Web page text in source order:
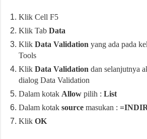
Klik Cell F5
Klik TabData
KlikData Validation yang ada pada
Tools
KlikData Validation dan selanjutnya
dialog Data Validation
Dalam kotak Allow pilih :List
Dalam kotaksource masukan :
KlikOK